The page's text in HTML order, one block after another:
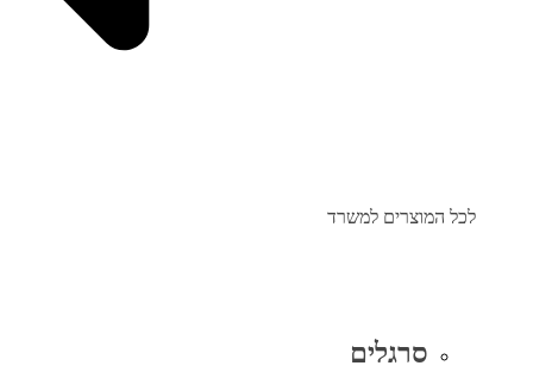
לכל המוצרים למשרד
סרגלים